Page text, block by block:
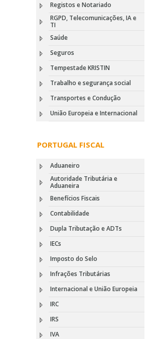
Registos e Notariado
RGPD, Telecomunicações, IA e
TI
Saúde
Seguros
Tempestade KRISTIN
Trabalho e segurança social
Transportes e Condução
União Europeia e Internacional
PORTUGAL FISCAL
Aduaneiro
Autoridade Tributária e
Aduaneira
Benefícios Fiscais
Contabilidade
Dupla Tributação e ADTs
IECs
Imposto do Selo
Infrações Tributárias
Internacional e União Europeia
IRC
IRS
IVA